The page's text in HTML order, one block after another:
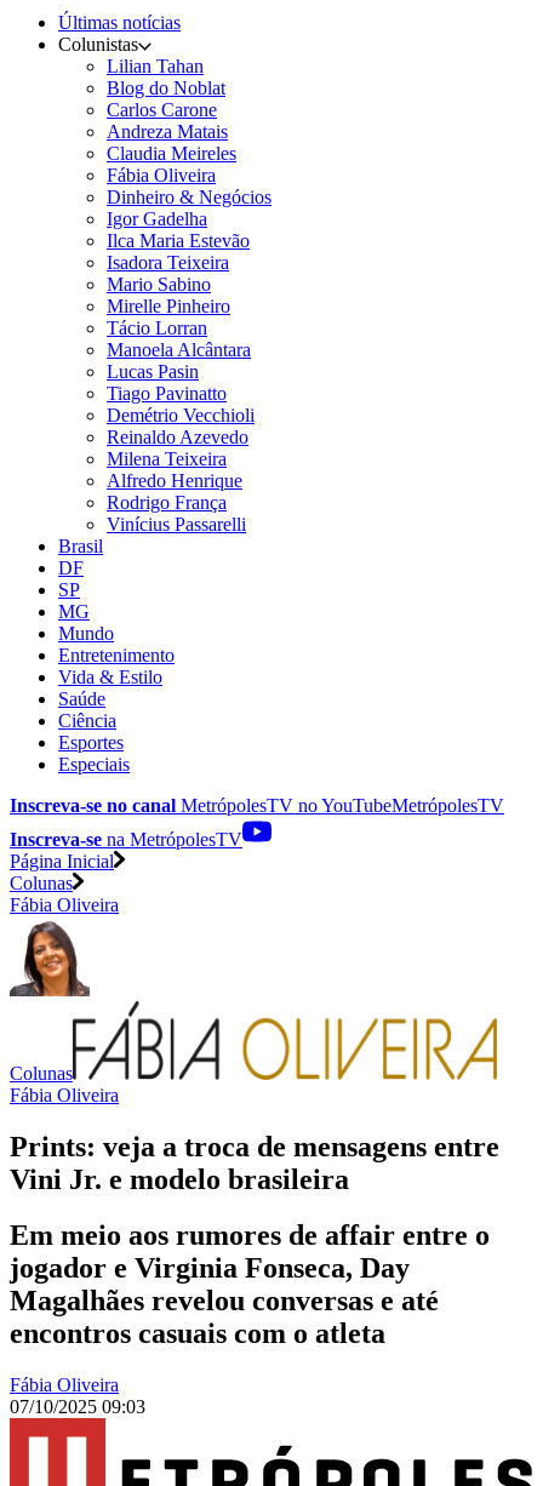
Últimas notícias
Colunistas
Lilian Tahan
Blog do Noblat
Carlos Carone
Andreza Matais
Claudia Meireles
Fábia Oliveira
Dinheiro & Negócios
Igor Gadelha
Ilca Maria Estevão
Isadora Teixeira
Mario Sabino
Mirelle Pinheiro
Tácio Lorran
Manoela Alcântara
Lucas Pasin
Tiago Pavinatto
Demétrio Vecchioli
Reinaldo Azevedo
Milena Teixeira
Alfredo Henrique
Rodrigo França
Vinícius Passarelli
Brasil
DF
SP
MG
Mundo
Entretenimento
Vida & Estilo
Saúde
Ciência
Esportes
Especiais
Inscreva-se no canal MetrópolesTV noYouTubeMetrópolesTV
Inscreva-se na MetrópolesTV
Página Inicial
Colunas
Fábia Oliveira
Colunas
Fábia Oliveira
Prints: veja a troca de mensagens entre
Vini Jr. e modelo brasileira
Em meio aos rumores de affair entre o
jogador e Virginia Fonseca, Day
Magalhães revelou conversas e até
encontros casuais com o atleta
Fábia Oliveira
07/10/2025 09:03